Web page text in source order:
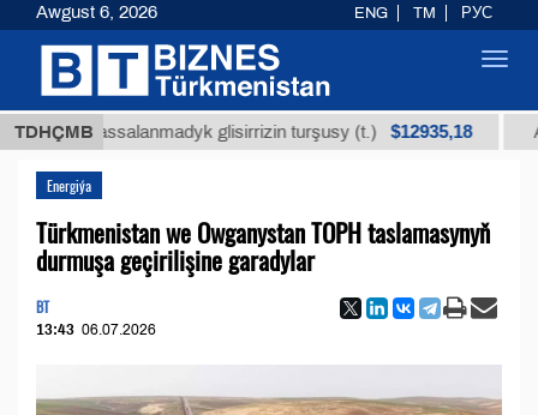
TDHÇMB
arassalanmadyk glisirrizin turşusy (t.) $12935,18 Az
Energiýa
Türkmenistan we Owganystan TOPH taslamasynyň
durmuşa geçirilişine garadylar
BT
13:43 06.07.2026
Awgust 6, 2026 ENG TM РУС